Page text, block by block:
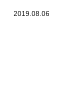
2019.08.06